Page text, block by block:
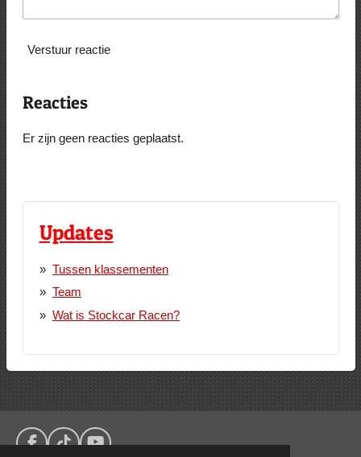
Verstuur reactie
Reacties
Er zijn geen reacties geplaatst.
Updates
Tussen klassementen
Team
Wat is Stockcar Racen?
F
T
Y